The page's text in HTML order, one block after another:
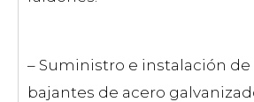
– Suministro e instalación de
bajantes de acero